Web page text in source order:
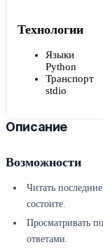
Технологии
Языки
Python
Транспорт
stdio
Описание
Возможности
Читать
состоите.
Просматривать
ответами.